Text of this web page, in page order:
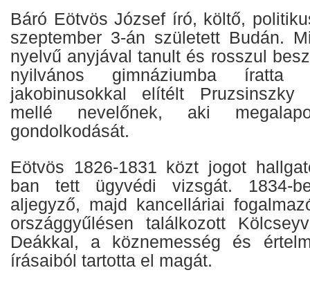
Báró Eötvös József író, költő,
szeptember 3-án született Budán.
nyelvű anyjával tanult és rosszul
nyilvános gimnáziumba
jakobinusokkal elítélt Pruzsinszky
mellé nevelőnek, aki
gondolkodását.
Eötvös 1826-1831 közt jogot
ban tett ügyvédi vizsgát. 1834-
aljegyző, majd kancelláriai
országgyűlésen találkozott
Deákkal, a köznemesség és
írásaiból tartotta el magát.